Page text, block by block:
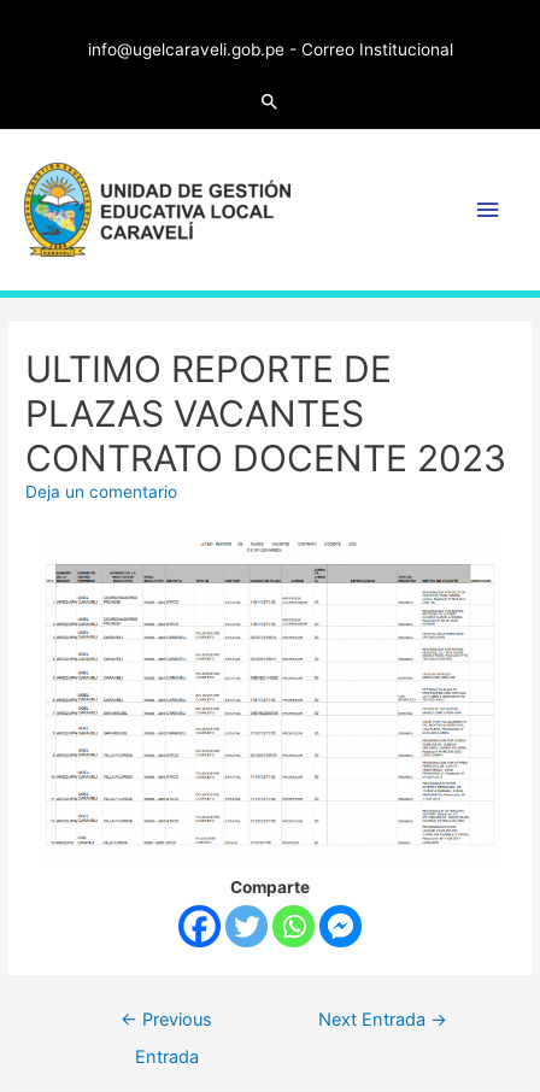
info@ugelcaraveli.gob.pe - Correo Institucional
ULTIMO REPORTE DE
PLAZAS VACANTES
CONTRATO DOCENTE 2023
Deja un comentario
Comparte
← Previous
Entrada
Next Entrada →